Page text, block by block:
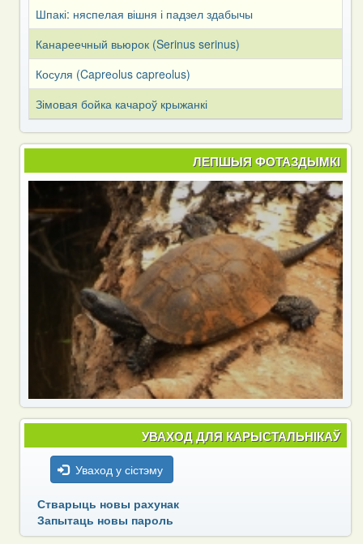
Шпакі: няспелая вішня і падзел здабычы
Канареечный вьюрок (Serinus serinus)
Косуля (Capreоlus capreоlus)
Зімовая бойка качароў крыжанкі
ЛЕПШЫЯ ФОТАЗДЫМКІ
УВАХОД ДЛЯ КАРЫСТАЛЬНІКАЎ
Уваход у сістэму
Стварыць новы рахунак
Запытаць новы пароль